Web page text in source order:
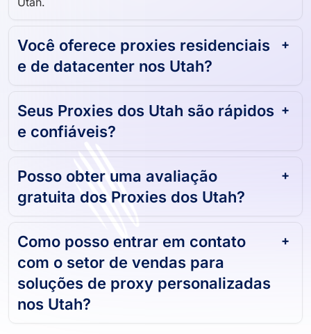
social e acesso a sites e plataformas exclusivas dos
Você oferece proxies residenciais
Seus Proxies dos Utah são rápidos
e confiáveis?
Posso obter uma avaliação
gratuita dos Proxies dos Utah?
Como posso entrar em contato
com o setor de vendas para
soluções de proxy personalizadas